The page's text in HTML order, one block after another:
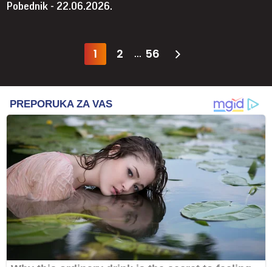
Pobednik - 22.06.2026.
1 2 ... 56